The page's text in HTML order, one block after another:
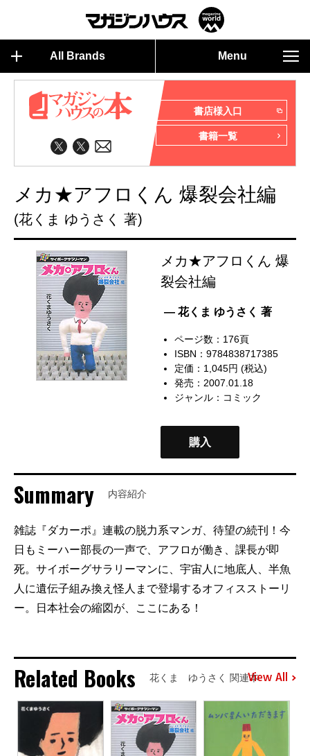
All Brands Menu
書店様入口
書籍一覧
メカ★アフロくん 爆裂会社編
(花くま ゆうさく 著)
メカ★アフロくん 爆
裂会社編
— 花くま ゆうさく 著
ページ数：176頁
ISBN：9784838717385
定価：1,045円 (税込)
発売：2007.01.18
ジャンル： コミック
購入
Summary 内容紹介
雑誌『ダカーポ』連載の脱力系マンガ、待望の続刊！今
日もミーハー部長の一声で、アフロが働き、課長が即
死。サイボーグサラリーマンに、宇宙人に地底人、半魚
人に遺伝子組み換え怪人まで登場するオフィスストーリ
ー。日本社会の縮図が、ここにある！
Related Books 花くま ゆうさく 関連本View All